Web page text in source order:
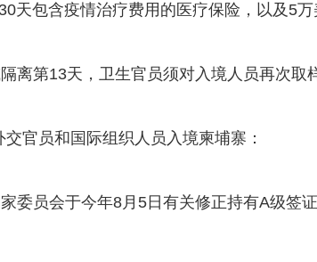
天包含疫情治疗费用的医疗保险，以及5万
离第13天，卫生官员须对入境人员再次取
官员和国际组织人员入境柬埔寨：
委员会于今年8月5日有关修正持有A级签